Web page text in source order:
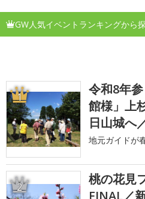
GW人気イベントランキングから
1
令和8年
館様」上
日山城へ
地元ガイドが
2
桃の花見
FINAL／